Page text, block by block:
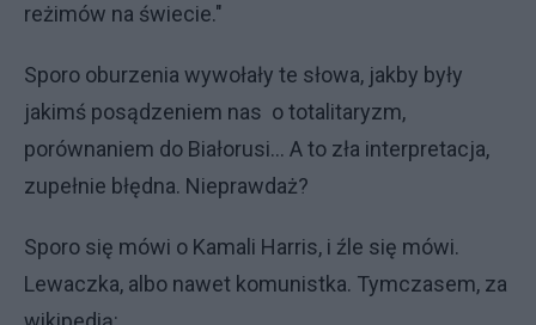
reżimów na świecie."
Sporo oburzenia wywołały te słowa, jakby były
jakimś posądzeniem nas o totalitaryzm,
porównaniem do Białorusi... A to zła interpretacja,
zupełnie błędna. Nieprawdaż?
Sporo się mówi o Kamali Harris, i źle się mówi.
Lewaczka, albo nawet komunistka. Tymczasem, za